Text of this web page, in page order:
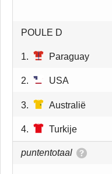
POULE D
1. Paraguay
2. USA
3. Australië
4. Turkije
puntentotaal